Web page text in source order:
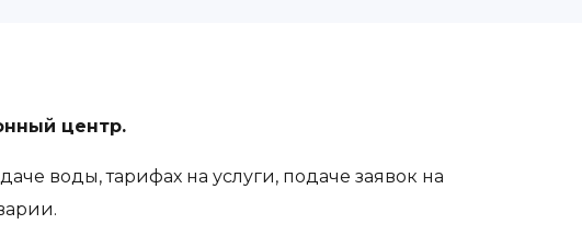
центр.
воды, тарифах на услуги, подаче заявок на